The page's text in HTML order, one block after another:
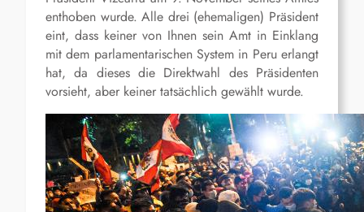
enthoben wurde. Alle drei (ehemaligen) Präsident
eint, dass keiner von Ihnen sein Amt in Einklang
mit dem parlamentarischen System in Peru erlangt
hat, da dieses die Direktwahl des Präsidenten
vorsieht, aber keiner tatsächlich gewählt wurde.